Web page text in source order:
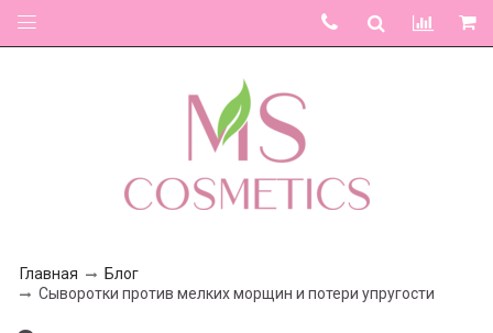
Главная
Блог
Сыворотки против мелких морщин и потери упругости